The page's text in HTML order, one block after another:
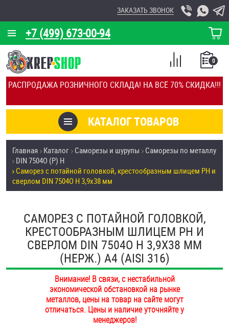
РАСПРОДАЖА РОЗНИЧНОГО СКЛАДА! НА ВСЁ 70% СКИДКА!!!
+7 (499) 673-00-94
ЗАКАЗАТЬ ЗВОНОК
КОРЗИНА
О КОМПАНИИ
КАЛЬКУЛЯТОР
ОТЗЫВЫ
УСЛУГИ
СКИДКИ
ПОКУПАТЕЛЯМ
ОПЛАТА И ДОСТАВКА
НАШИ МАГАЗИНЫ
КАТАЛОГ ТОВАРОВ
0
СПИСОК
СРАВНЕНИЕ
Товары со скидкой
Анкеры
Антивандальный крепёж, инструмент
Болты и винты
Втулки
Гайки
Дюбели
Дюймовый крепёж
Главная Каталог Саморезы и шурупы
Саморезы по металлу
DIN 7504О (Р) H
Саморез с потайной головкой, крестообразным шлицем PH и
сверлом DIN 7504O H 3,9х38 мм
САМОРЕЗ С ПОТАЙНОЙ ГОЛОВКОЙ,
КРЕСТООБРАЗНЫМ ШЛИЦЕМ PH И
СВЕРЛОМ DIN 7504O H 3,9Х38 ММ
(НЕРЖ.) A4 (AISI 316)
Внимание! В связи, с нестабильной
экономической обстановкой на рынке
металлов, цены на товар на сайте могут
отличаться. Цены и наличие уточняйте у
менеджеров!